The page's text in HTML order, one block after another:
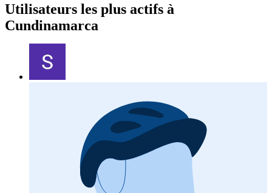
Utilisateurs les plus actifs à
Cundinamarca